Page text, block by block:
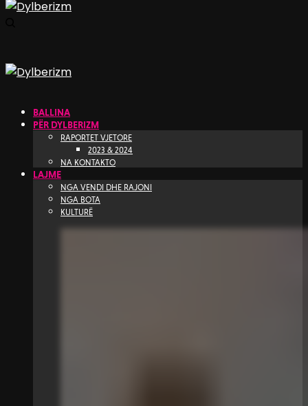
BALLINA
PËR DYLBERIZM
RAPORTET VJETORE
2023 & 2024
NA KONTAKTO
LAJME
NGA VENDI DHE RAJONI
NGA BOTA
KULTURË